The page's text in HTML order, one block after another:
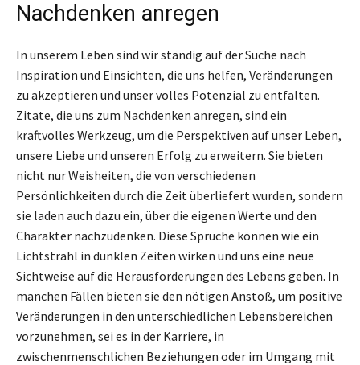
Nachdenken anregen
In unserem Leben sind wir ständig auf der Suche nach
Inspiration und Einsichten, die uns helfen, Veränderungen
zu akzeptieren und unser volles Potenzial zu entfalten.
Zitate, die uns zum Nachdenken anregen, sind ein
kraftvolles Werkzeug, um die Perspektiven auf unser Leben,
unsere Liebe und unseren Erfolg zu erweitern. Sie bieten
nicht nur Weisheiten, die von verschiedenen
Persönlichkeiten durch die Zeit überliefert wurden, sondern
sie laden auch dazu ein, über die eigenen Werte und den
Charakter nachzudenken. Diese Sprüche können wie ein
Lichtstrahl in dunklen Zeiten wirken und uns eine neue
Sichtweise auf die Herausforderungen des Lebens geben. In
manchen Fällen bieten sie den nötigen Anstoß, um positive
Veränderungen in den unterschiedlichen Lebensbereichen
vorzunehmen, sei es in der Karriere, in
zwischenmenschlichen Beziehungen oder im Umgang mit